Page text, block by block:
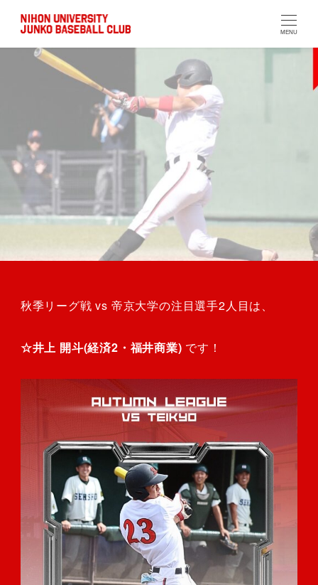
MENU
秋季リーグ戦 vs 帝京大学の注目選手2人目は、
☆井上 開斗(経済2・福井商業) です！